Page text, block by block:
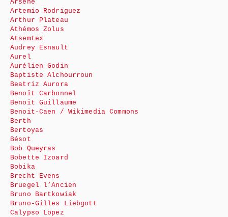
Arsène
Artemio Rodriguez
Arthur Plateau
Athémos Zolus
Atsemtex
Audrey Esnault
Aurel
Aurélien Godin
Baptiste Alchourroun
Beatriz Aurora
Benoît Carbonnel
Benoit Guillaume
Benoit-Caen / Wikimedia Commons
Berth
Bertoyas
Bésot
Bob Queyras
Bobette Izoard
Bobika
Brecht Evens
Bruegel l’Ancien
Bruno Bartkowiak
Bruno-Gilles Liebgott
Calypso Lopez